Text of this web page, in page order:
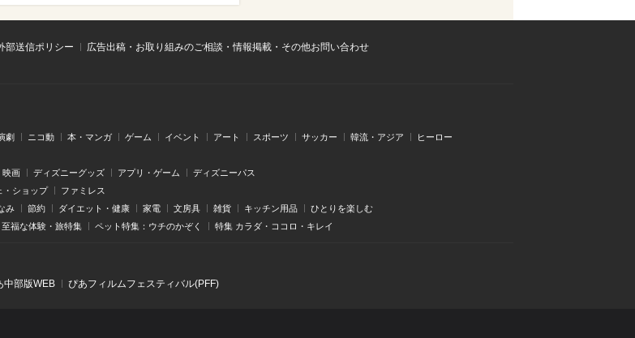
部送信ポリシー
広告出稿・お取り組みのご相談・情報掲載・その他お問い合わせ
劇 ニコ動 本・マンガ ゲーム イベント アート スポーツ サッカー 韓流・アジア ヒーロー
映画 ディズニーグッズ アプリ・ゲーム ディズニーパス
・ショップ ファミレス
み 節約 ダイエット・健康 家電 文房具 雑貨 キッチン用品 ひとりを楽しむ
福な体験・旅特集 ペット特集：ウチのかぞく 特集 カラダ・ココロ・キレイ
中部版WEB ぴあフィルムフェスティバル(PFF)